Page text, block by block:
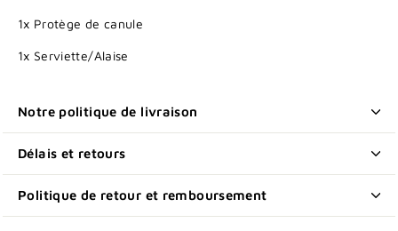
1x Protège de canule
1x Serviette/Alaise
Notre politique de livraison
Délais et retours
Politique de retour et remboursement